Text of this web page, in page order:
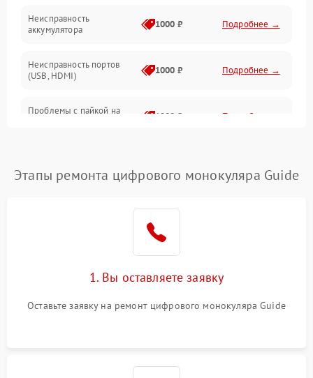
Неисправность
аккумулятора
1000 ₽ Подробнее →
Неисправность портов
(USB, HDMI)
1000 ₽ Подробнее →
Проблемы с пайкой на
1000 ₽ Подробнее →
500 ₽
1500 ₽
изображения
1000 ₽ Подробнее →
Этапы ремонта цифрового монокуляра Guide
1. Вы оставляете заявку
Оставьте заявку на ремонт цифрового монокуляра Guide